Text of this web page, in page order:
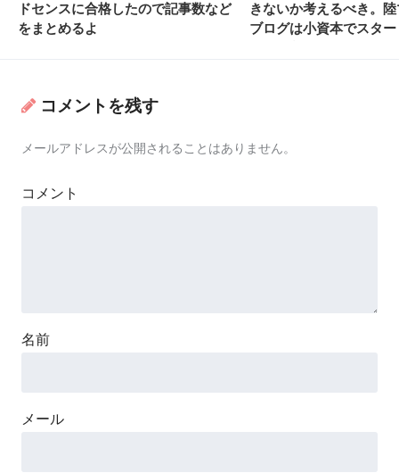
ドセンスに合格したので記事数など
をまとめるよ
きないか考えるべき。
ブログは小資本でスタ
コメントを残す
メールアドレスが公開されることはありません。
コメント
名前
メール